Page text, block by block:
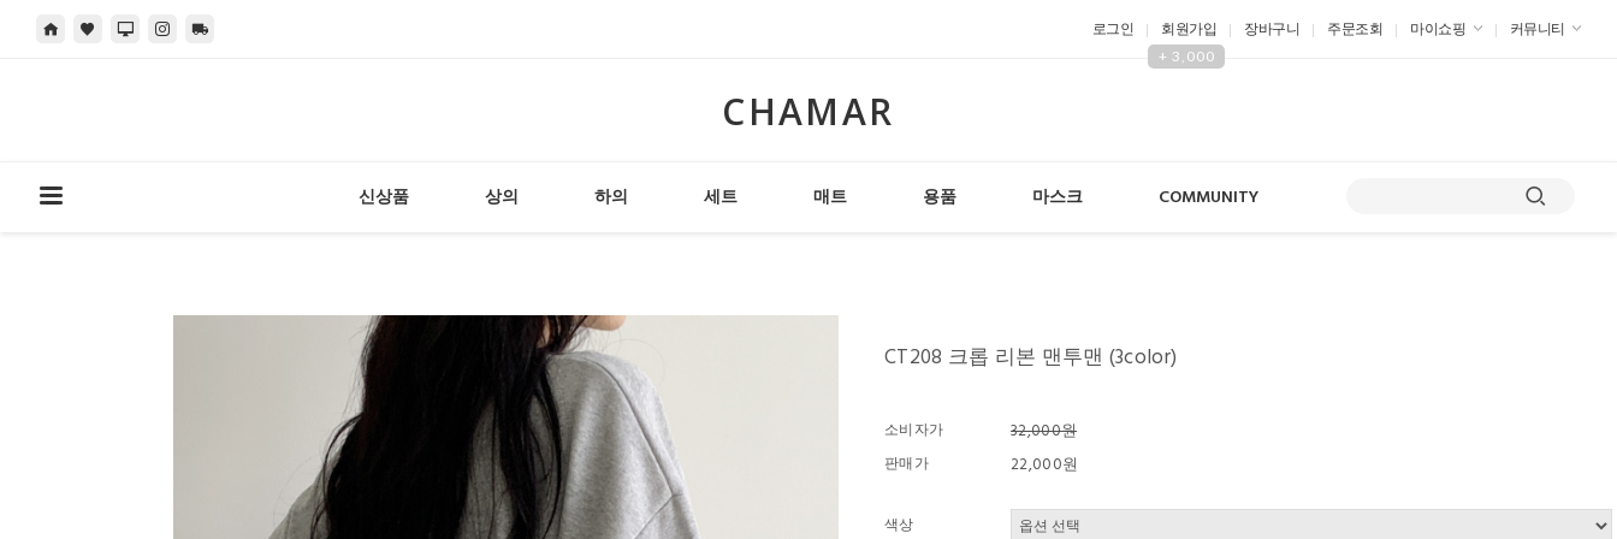
로그인 회원가입
+ 3,000
장바구니 주문조회 마이쇼핑 커뮤니티
CHAMAR
신상품 상의 하의 세트 매트 용품 마스크 COMMUNITY
CT208 크롭 리본 맨투맨 (3color)
소비자가 32,000원
판매가 22,000원
색상